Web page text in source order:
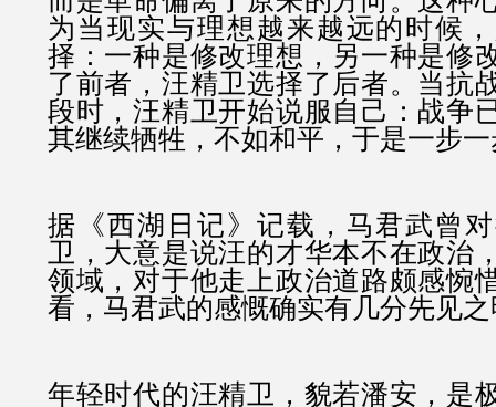
为当现实与理想越来越远的时候
择：一种是修改理想，另一种是修
了前者，汪精卫选择了后者。当抗
段时，汪精卫开始说服自己：战争
其继续牺牲，不如和平，于是一步
据《西湖日记》记载，马君武曾
卫，大意是说汪的才华本不在政治
领域，对于他走上政治道路颇感惋
看，马君武的感慨确实有几分先见
年轻时代的汪精卫，貌若潘安，是